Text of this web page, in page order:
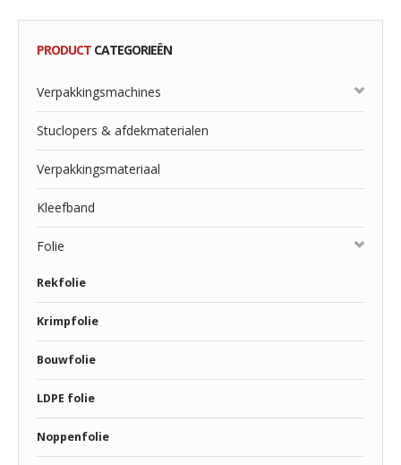
PRODUCT CATEGORIEËN
Verpakkingsmachines
Stuclopers & afdekmaterialen
Verpakkingsmateriaal
Kleefband
Folie
Rekfolie
Krimpfolie
Bouwfolie
LDPE folie
Noppenfolie